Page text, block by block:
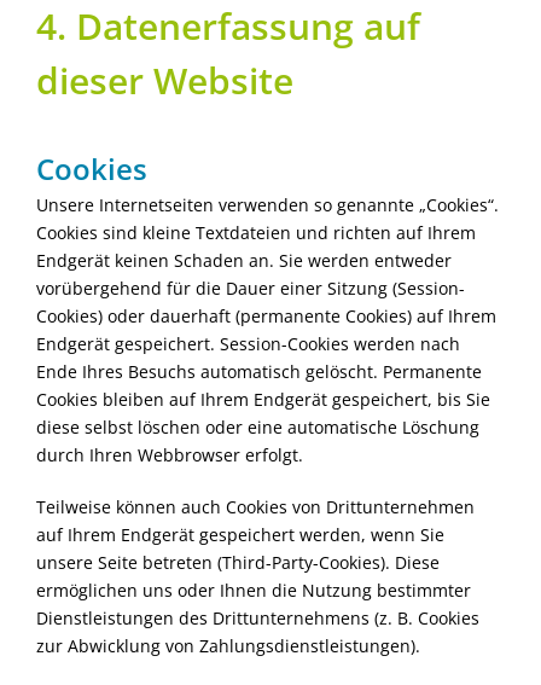
4. Datenerfassung auf
dieser Website
Cookies
Unsere Internetseiten verwenden so genannte „Cookies“.
Cookies sind kleine Textdateien und richten auf Ihrem
Endgerät keinen Schaden an. Sie werden entweder
vorübergehend für die Dauer einer Sitzung (Session-
Cookies) oder dauerhaft (permanente Cookies) auf Ihrem
Endgerät gespeichert. Session-Cookies werden nach
Ende Ihres Besuchs automatisch gelöscht. Permanente
Cookies bleiben auf Ihrem Endgerät gespeichert, bis Sie
diese selbst löschen oder eine automatische Löschung
durch Ihren Webbrowser erfolgt.
Teilweise können auch Cookies von Drittunternehmen
auf Ihrem Endgerät gespeichert werden, wenn Sie
unsere Seite betreten (Third-Party-Cookies). Diese
ermöglichen uns oder Ihnen die Nutzung bestimmter
Dienstleistungen des Drittunternehmens (z. B. Cookies
zur Abwicklung von Zahlungsdienstleistungen).